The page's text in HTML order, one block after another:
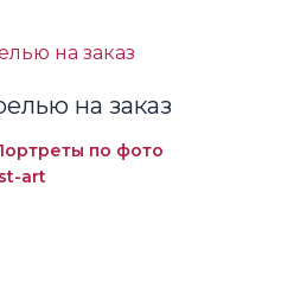
на заказ
по фото
art